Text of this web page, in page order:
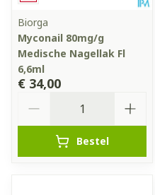
Biorga
Myconail 80mg/g
Medische Nagellak Fl
6,6ml
€ 34,00
Bestel